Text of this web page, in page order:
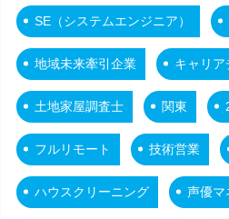
SE（システムエンジニア）
地域未来牽引企業 キャリア
土地家屋調査士 関東
フルリモート 技術営業
ハウスクリーニング 声優マ